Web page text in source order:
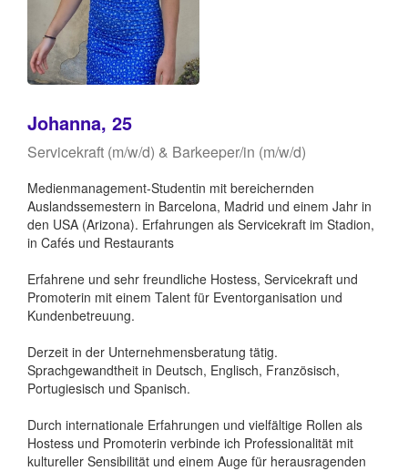
Johanna, 25
Servicekraft (m/w/d) & Barkeeper/in (m/w/d)
Medienmanagement-Studentin mit bereichernden
Auslandssemestern in Barcelona, Madrid und einem Jahr in
den USA (Arizona). Erfahrungen als Servicekraft im Stadion,
in Cafés und Restaurants
Erfahrene und sehr freundliche Hostess, Servicekraft und
Promoterin mit einem Talent für Eventorganisation und
Kundenbetreuung.
Derzeit in der Unternehmensberatung tätig.
Sprachgewandtheit in Deutsch, Englisch, Französisch,
Portugiesisch und Spanisch.
Durch internationale Erfahrungen und vielfältige Rollen als
Hostess und Promoterin verbinde ich Professionalität mit
kultureller Sensibilität und einem Auge für herausragenden